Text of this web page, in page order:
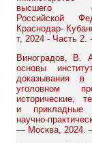
высшего
Российской
Краснодар-
т, 2024 - Часть 2.
Виноградов, В.
основы
доказывания в
уголовном
исторические,
и прикладные
научно-
— Москва, 2024.